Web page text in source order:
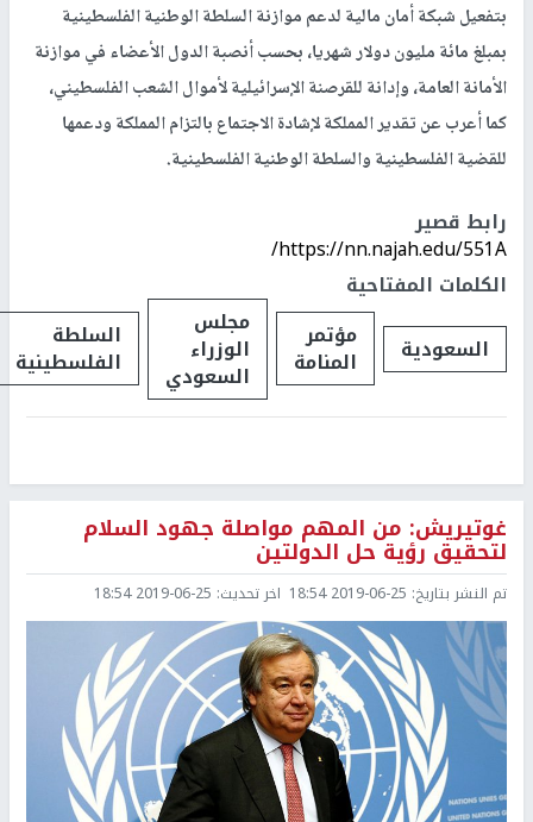
بتفعيل شبكة أمان مالية لدعم موازنة السلطة الوطنية الفلسطينية
بمبلغ مائة مليون دولار شهريا، بحسب أنصبة الدول الأعضاء في موازنة
الأمانة العامة، وإدانة للقرصنة الإسرائيلية لأموال الشعب الفلسطيني،
كما أعرب عن تقدير المملكة لإشادة الاجتماع بالتزام المملكة ودعمها
للقضية الفلسطينية والسلطة الوطنية الفلسطينية.
رابط قصير
https://nn.najah.edu/551A/
الكلمات المفتاحية
السعودية
مؤتمر
المنامة
مجلس
الوزراء
السعودي
السلطة
الفلسطينية
غوتيريش: من المهم مواصلة جهود السلام
لتحقيق رؤية حل الدولتين
تم النشر بتاريخ: 2019-06-25 18:54 اخر تحديث: 2019-06-25 18:54